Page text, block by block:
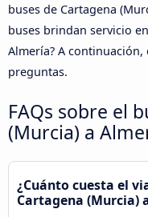
buses de Cartagena
buses brindan servicio
Almería? A
preguntas.
FAQs sobre el
(Murcia) a
¿Cuánto cuesta el
Cartagena (Murcia)